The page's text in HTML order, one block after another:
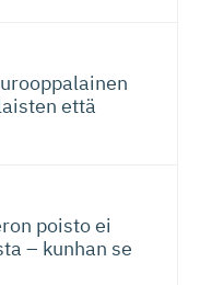
että
poisto ei
– kunhan se